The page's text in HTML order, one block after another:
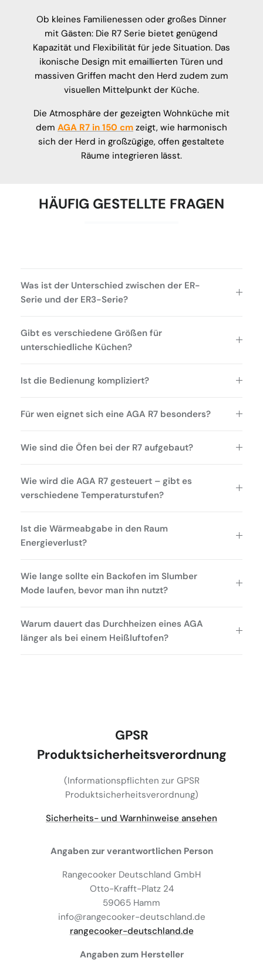
Ob kleines Familienessen oder großes Dinner
mit Gästen: Die R7 Serie bietet genügend
Kapazität und Flexibilität für jede Situation. Das
ikonische Design mit emaillierten Türen und
massiven Griffen macht den Herd zudem zum
visuellen Mittelpunkt der Küche.
Die Atmosphäre der gezeigten Wohnküche mit
dem AGA R7 in 150 cmzeigt, wie harmonisch
sich der Herd in großzügige, offen gestaltete
Räume integrieren lässt.
HÄUFIG GESTELLTE FRAGEN
Was ist der Unterschied zwischen der ER-
Serie und der ER3-Serie?
Gibt es verschiedene Größen für
unterschiedliche Küchen?
Ist die Bedienung kompliziert?
Für wen eignet sich eine AGA R7 besonders?
Wie sind die Öfen bei der R7 aufgebaut?
Wie wird die AGA R7 gesteuert – gibt es
verschiedene Temperaturstufen?
Ist die Wärmeabgabe in den Raum
Energieverlust?
Wie lange sollte ein Backofen im Slumber
Mode laufen, bevor man ihn nutzt?
Warum dauert das Durchheizen eines AGA
länger als bei einem Heißluftofen?
GPSR
Produktsicherheitsverordnung
(Informationspflichten zur GPSR
Produktsicherheitsverordnung)
Sicherheits- und Warnhinweise ansehen
Angaben zur verantwortlichen Person
Rangecooker Deutschland GmbH
Otto-Krafft-Platz 24
59065 Hamm
info@rangecooker-deutschland.de
rangecooker-deutschland.de
Angaben zum Hersteller